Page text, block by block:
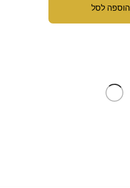
הוספה לסל